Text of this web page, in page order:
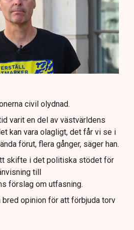
civil olydnad.
varit en del av västvärldens
kan vara olagligt, det får vi se i
förut, flera gånger, säger han.
skifte i det politiska stödet för
till
förslag om utfasning.
bred opinion för att förbjuda torv